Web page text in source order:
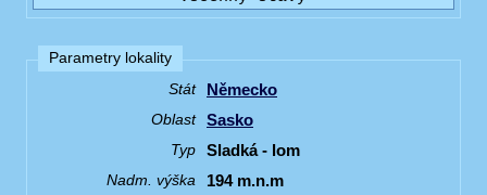
Parametry lokality
Stát
Německo
Oblast Sasko
Typ Sladká - lom
Nadm. výška 194 m.n.m